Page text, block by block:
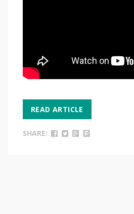
READ ARTICLE
SHARE: